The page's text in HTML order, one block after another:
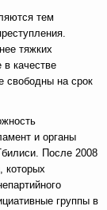
тем
тяжких
в качестве
свободны на срок
и органы
После 2008
которых
группы в